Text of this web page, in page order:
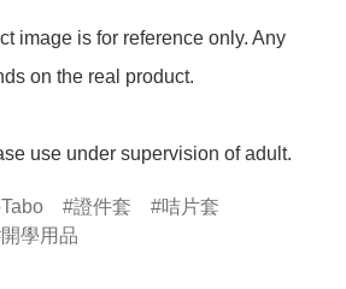
image is for reference only. Any
on the real product.
use under supervision of adult.
證件套
咭片套
開學用品